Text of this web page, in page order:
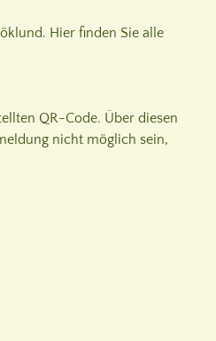
Hier finden Sie alle
QR-Code. Über diesen
nicht möglich sein,